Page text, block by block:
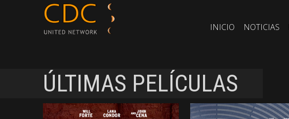
INICIO NOTICIAS
ÚLTIMAS PELÍCULAS